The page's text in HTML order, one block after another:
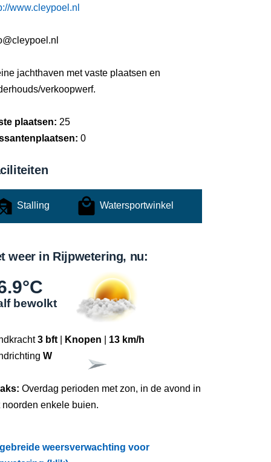
www.cleypoel.nl
jachthaven met vaste plaatsen en
verkoopwerf.
plaatsen: 25
0
Stalling Watersportwinkel
weer in Rijpwetering, nu:
bewolkt
3 bft Knopen
13 km/h
W
Overdag perioden met zon, in de avond in
noorden enkele buien.
weersverwachting voor